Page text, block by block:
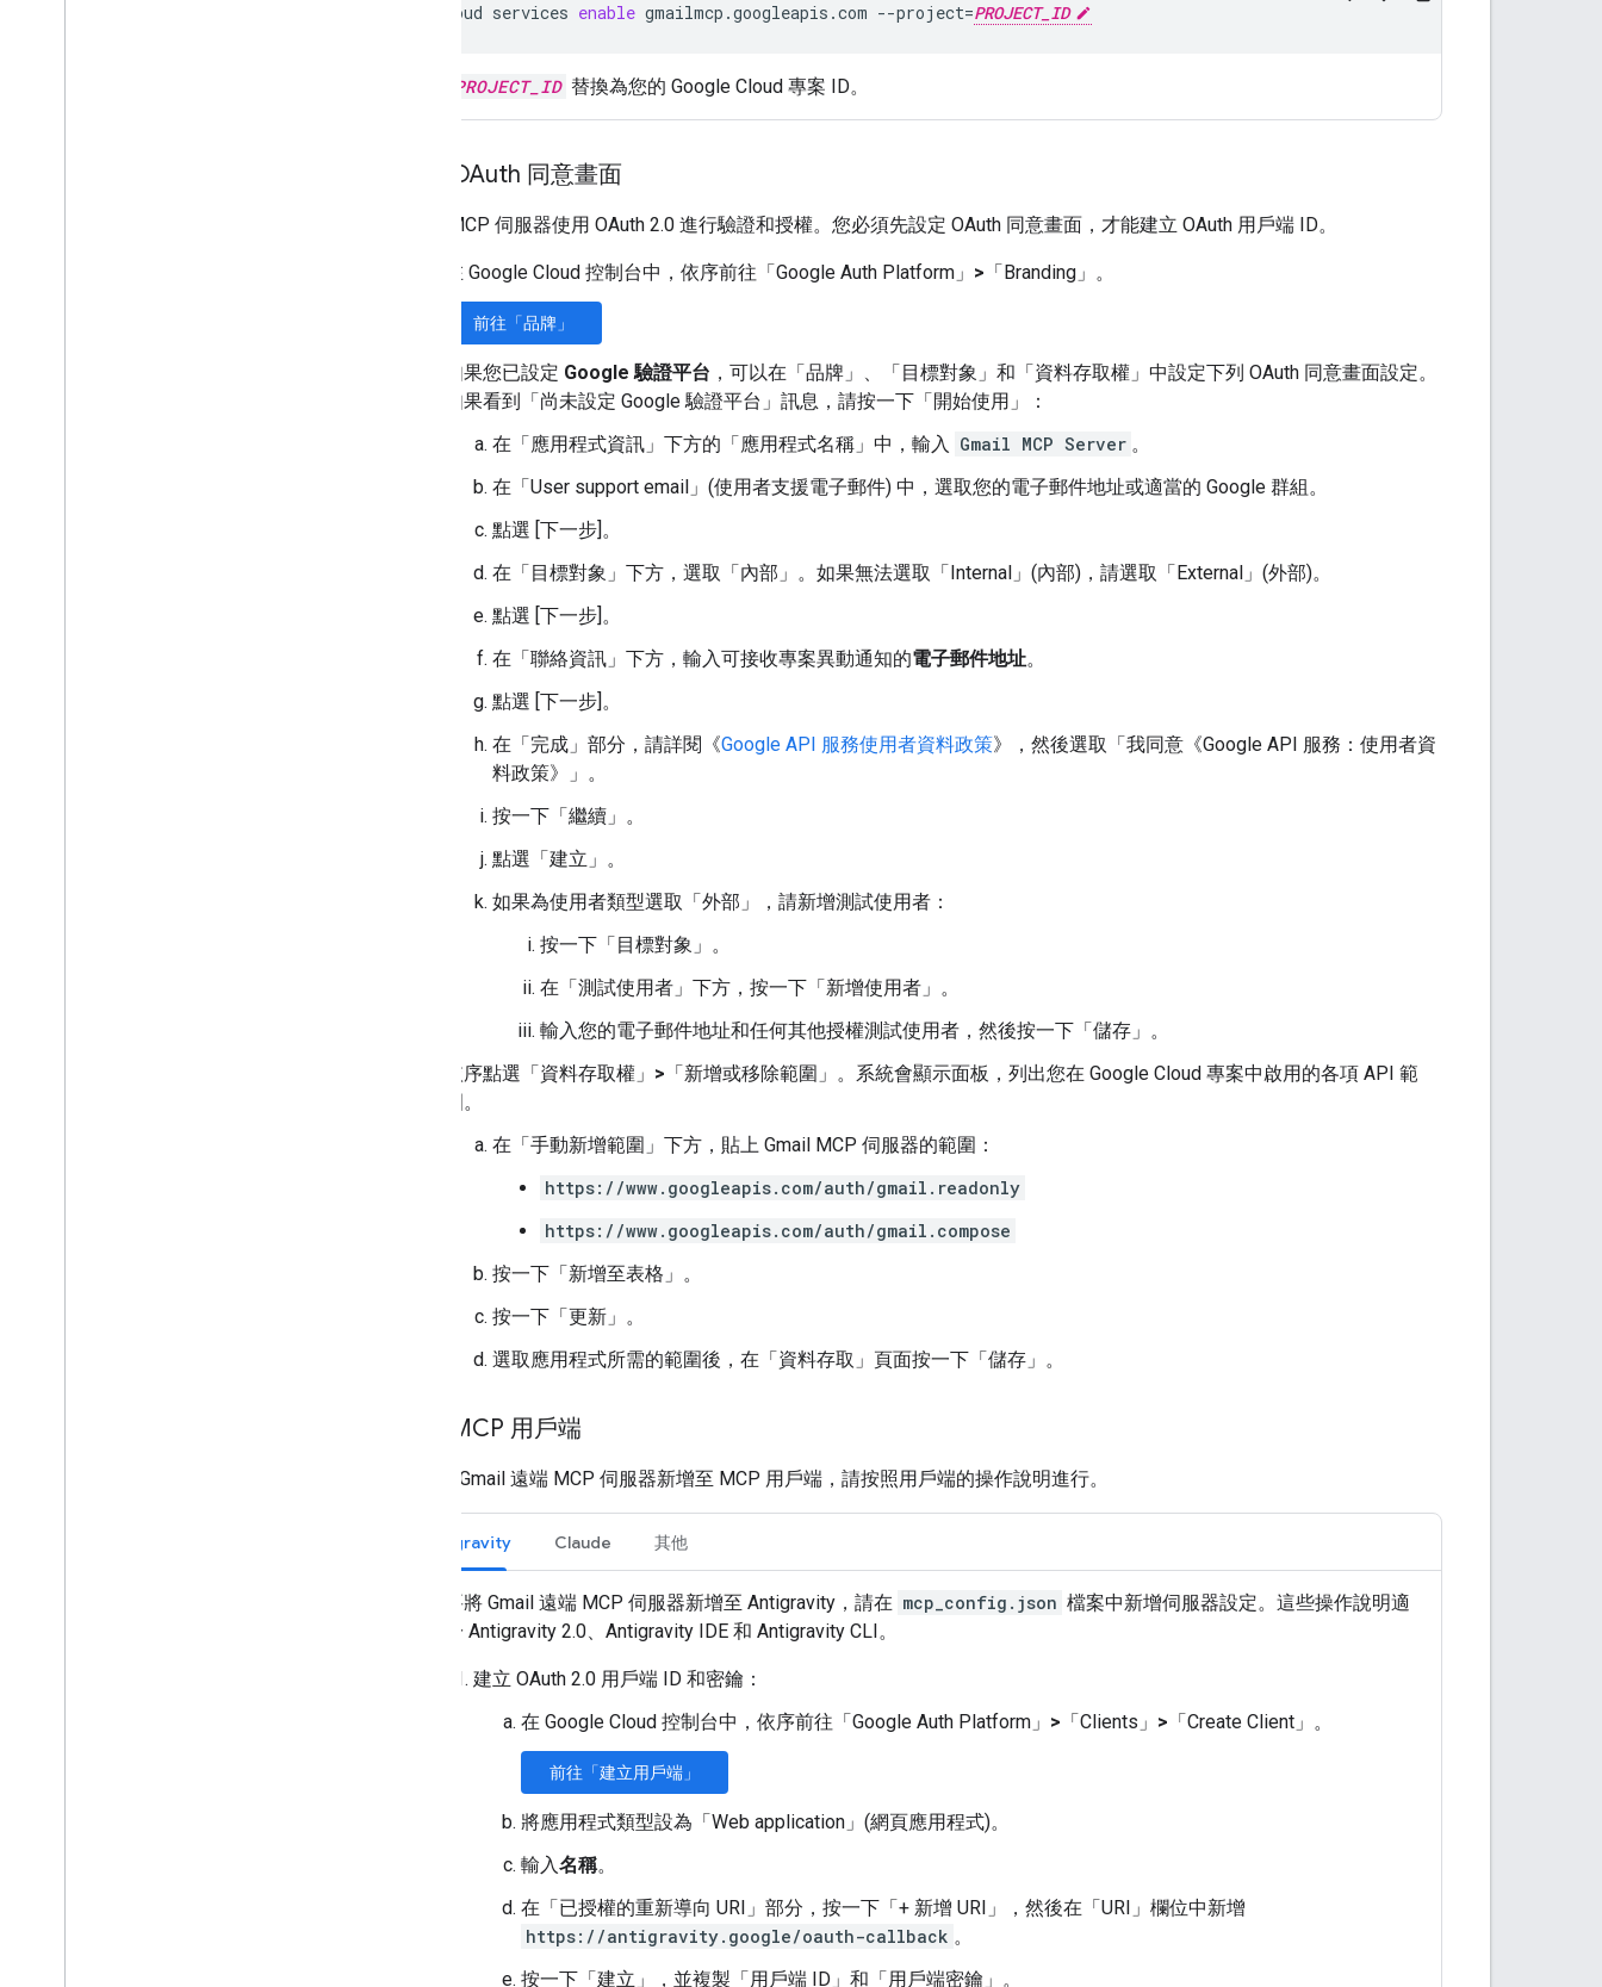
gcloud services enable gmailmcp.googleapis.com --project=PROJECT_ID
PROJECT_ID 替換為您的 Google Cloud 專案 ID。
設定 OAuth 同意畫面
Gmail MCP 伺服器使用 OAuth 2.0 進行驗證和授權。您必須先設定 OAuth 同意畫面，才能建立 OAuth 用戶端 ID。
在 Google Cloud 控制台中，依序前往「Google Auth Platform」 > 「Branding」 。
前往「品牌」
如果您已設定 Google 驗證平台 ，可以在「品牌」 、「目標對象」 和「資料存取權」 中設定下列 OAuth 同意畫面設定。
如果看到「尚未設定 Google 驗證平台」 訊息，請按一下「開始使用」
：
在「應用程式資訊」 下方的「應用程式名稱」 中，輸入 Gmail MCP Server 。
在「User support email」(使用者支援電子郵件) 中，選取您的電子郵件地址或適當的 Google 群組。
點選 [下一步]。
在「目標對象」 下方，選取「內部」 。如果無法選取「Internal」(內部) ，請選取「External」(外部)。
點選 [下一步]。
在「聯絡資訊」 下方，輸入可接收專案異動通知的電子郵件地址。
點選 [下一步]。
在「完成」 部分，請詳閱《Google API 服務使用者資料政策》，然後選取「我同意《Google API 服務：使用者資
料政策》」 。
按一下「繼續」 。
點選「建立」 。
如果為使用者類型選取「外部」
，請新增測試使用者：
按一下「目標對象」 。
在「測試使用者」 下方，按一下「新增使用者」 。
輸入您的電子郵件地址和任何其他授權測試使用者，然後按一下「儲存」 。
依序點選「資料存取權」 > 「新增或移除範圍」 。系統會顯示面板，列出您在 Google Cloud 專案中啟用的各項 API 範
圍。
在「手動新增範圍」 下方，貼上 Gmail MCP 伺服器的範圍：
https://www.googleapis.com/auth/gmail.readonly
https://www.googleapis.com/auth/gmail.compose
按一下「新增至表格」 。
按一下「更新」 。
選取應用程式所需的範圍後，在「資料存取」 頁面按一下「儲存」 。
設定 MCP 用戶端
如要將 Gmail 遠端 MCP 伺服器新增至 MCP 用戶端，請按照用戶端的操作說明進行。
Antigravity Claude 其他
如要將 Gmail 遠端 MCP 伺服器新增至 Antigravity，請在 mcp_config.json 檔案中新增伺服器設定。這些操作說明適
用於 Antigravity 2.0、Antigravity IDE 和 Antigravity CLI。
建立 OAuth 2.0 用戶端 ID 和密鑰：
在 Google Cloud 控制台中，依序前往「Google Auth Platform」 > 「Clients」 > 「Create Client」 。
前往「建立用戶端」
將應用程式類型設為「Web application」(網頁應用程式)。
輸入名稱。
在「已授權的重新導向 URI」 部分，按一下「+ 新增 URI」 ，然後在「URI」 欄位中新增
https://antigravity.google/oauth-callback 。
按一下「建立」
，並複製「用戶端 ID」 和「用戶端密鑰」 。